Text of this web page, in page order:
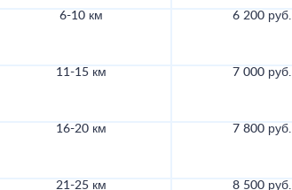
6-10 км 6 200 руб.
11-15 км 7 000 руб.
16-20 км 7 800 руб.
21-25 км 8 500 руб.